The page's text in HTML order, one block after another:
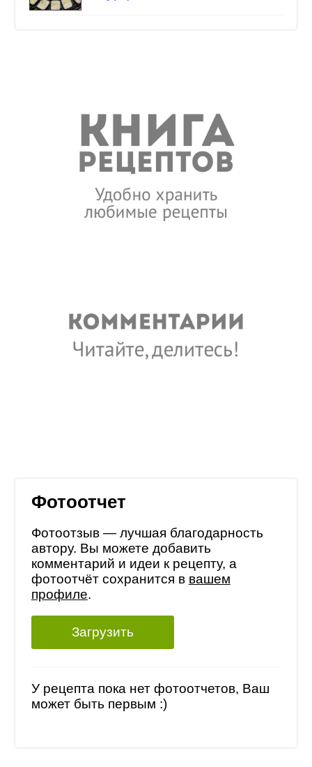
Фотоотчет
Фотоотзыв — лучшая благодарность
автору. Вы можете добавить
комментарий и идеи к рецепту, а
фотоотчёт сохранится в вашем
профиле.
Загрузить
У рецепта пока нет фотоотчетов, Ваш
может быть первым :)